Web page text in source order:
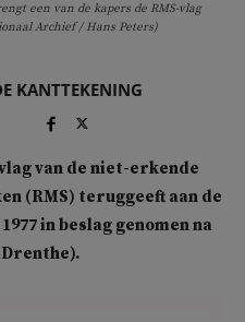
een van de kapers de RMS-vlag
Archief / Hans Peters)
KANTTEKENING
van de niet-erkende
(RMS) teruggeeft aan de
in beslag genomen na